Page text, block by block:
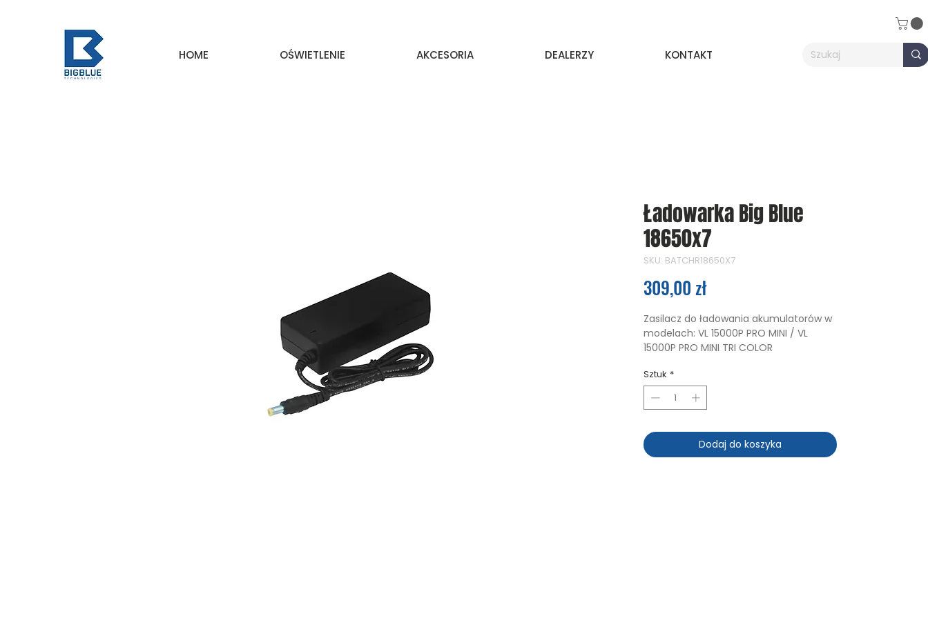
HOME OŚWIETLENIE AKCESORIA DEALERZY KONTAKT
Ładowarka Big Blue
18650x7
SKU: BATCHR18650X7
309,00 złCena
Zasilacz do ładowania akumulatorów w
modelach: VL 15000P PRO MINI / VL
15000P PRO MINI TRI COLOR
Sztuk *
Dodaj do koszyka